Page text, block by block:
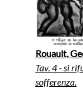
Rouault,
Tav. 4 - si
sofferenza.